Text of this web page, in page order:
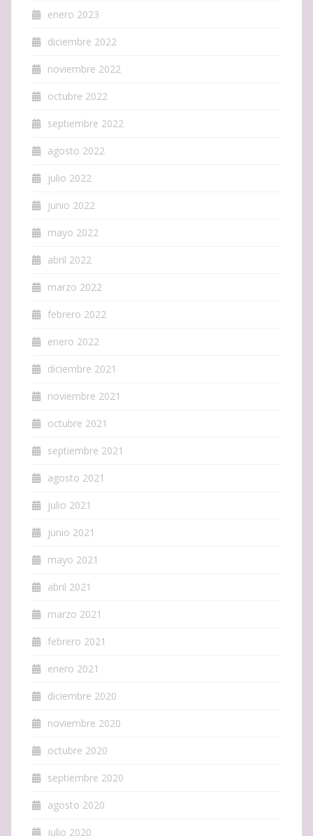
enero 2023
diciembre 2022
noviembre 2022
octubre 2022
septiembre 2022
agosto 2022
julio 2022
junio 2022
mayo 2022
abril 2022
marzo 2022
febrero 2022
enero 2022
diciembre 2021
noviembre 2021
octubre 2021
septiembre 2021
agosto 2021
julio 2021
junio 2021
mayo 2021
abril 2021
marzo 2021
febrero 2021
enero 2021
diciembre 2020
noviembre 2020
octubre 2020
septiembre 2020
agosto 2020
julio 2020